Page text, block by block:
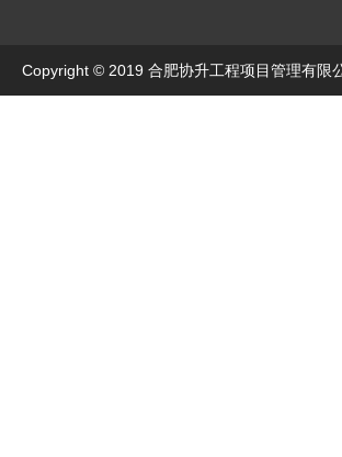
Copyright © 2019 合肥协升工程项目管理有限